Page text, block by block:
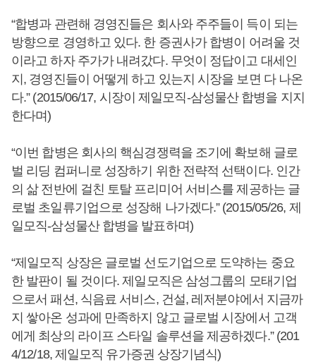
“합병과 관련해 경영진들은 회사와 주주들이 득이 되는
방향으로 경영하고 있다. 한 증권사가 합병이 어려울 것
이라고 하자 주가가 내려갔다. 무엇이 정답이고 대세인
지, 경영진들이 어떻게 하고 있는지 시장을 보면 다 나온
다.” (2015/06/17, 시장이 제일모직-삼성물산 합병을 지지
한다며)
“이번 합병은 회사의 핵심경쟁력을 조기에 확보해 글로
벌 리딩 컴퍼니로 성장하기 위한 전략적 선택이다. 인간
의 삶 전반에 걸친 토탈 프리미어 서비스를 제공하는 글
로벌 초일류기업으로 성장해 나가겠다.” (2015/05/26, 제
일모직-삼성물산 합병을 발표하며)
“제일모직 상장은 글로벌 선도기업으로 도약하는 중요
한 발판이 될 것이다. 제일모직은 삼성그룹의 모태기업
으로서 패션, 식음료 서비스, 건설, 레저분야에서 지금까
지 쌓아온 성과에 만족하지 않고 글로벌 시장에서 고객
에게 최상의 라이프 스타일 솔루션을 제공하겠다.” (201
4/12/18, 제일모직 유가증권 상장기념식)